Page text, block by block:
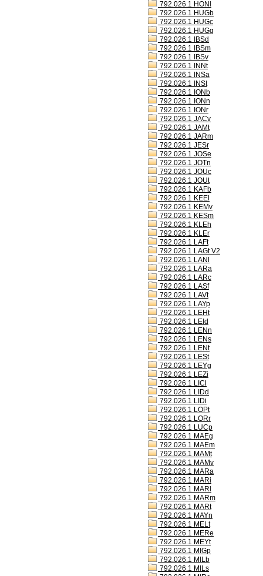
792.026.1 HONl
792.026.1 HUGb
792.026.1 HUGc
792.026.1 HUGg
792.026.1 IBSd
792.026.1 IBSm
792.026.1 IBSv
792.026.1 INNt
792.026.1 INSa
792.026.1 INSt
792.026.1 IONb
792.026.1 IONn
792.026.1 IONr
792.026.1 JACv
792.026.1 JAMt
792.026.1 JARm
792.026.1 JESr
792.026.1 JOSe
792.026.1 JOTn
792.026.1 JOUc
792.026.1 JOUt
792.026.1 KAFb
792.026.1 KEEl
792.026.1 KEMv
792.026.1 KESm
792.026.1 KLEh
792.026.1 KLEr
792.026.1 LAFt
792.026.1 LAGt V2
792.026.1 LANl
792.026.1 LARa
792.026.1 LARc
792.026.1 LASf
792.026.1 LAVt
792.026.1 LAYp
792.026.1 LEHt
792.026.1 LEId
792.026.1 LENn
792.026.1 LENs
792.026.1 LENt
792.026.1 LESt
792.026.1 LEYg
792.026.1 LEZi
792.026.1 LICl
792.026.1 LIDd
792.026.1 LIDi
792.026.1 LOPt
792.026.1 LORr
792.026.1 LUCp
792.026.1 MAEg
792.026.1 MAEm
792.026.1 MAMt
792.026.1 MAMv
792.026.1 MARa
792.026.1 MARi
792.026.1 MARl
792.026.1 MARm
792.026.1 MARt
792.026.1 MAYn
792.026.1 MELt
792.026.1 MERe
792.026.1 MEYt
792.026.1 MIGp
792.026.1 MILb
792.026.1 MILs